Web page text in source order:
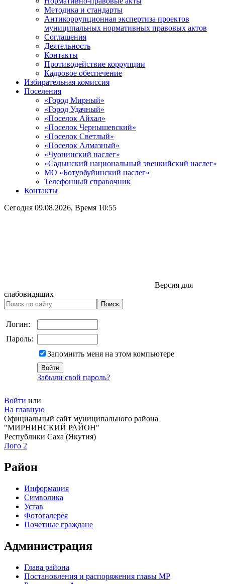
Методика и стандарты
Антикоррупционная экспертиза проектов
муниципальных нормативных правовых актов
Соглашения
Деятельность
Контакты
Противодействие коррупции
Кадровое обеспечение
Избирательная комиссия
Поселения
«Город Мирный»
«Город Удачный»
«Поселок Айхал»
«Поселок Чернышевский»
«Поселок Светлый»
«Поселок Алмазный»
«Чуонинский наслег»
«Садынский национальный эвенкийский наслег»
МО «Ботуобуйинский наслег»
Телефонный справочник
Контакты
Сегодня 09.08.2026, Время 10:55
Версия для
слабовидящих
Логин:
Пароль:
Запомнить меня на этом компьютере
Забыли свой пароль?
Войти или
На главную
Официальный сайт муниципального района
"МИРНИНСКИЙ РАЙОН"
Республики Саха (Якутия)
Лого 2
Район
Информация
Символика
Устав
Фотогалерея
Почетные граждане
Администрация
Глава района
Постановления и распоряжения главы МР